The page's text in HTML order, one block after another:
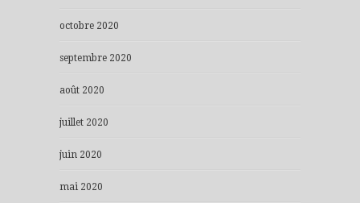
octobre 2020
septembre 2020
août 2020
juillet 2020
juin 2020
mai 2020